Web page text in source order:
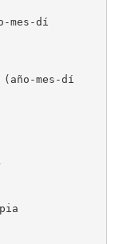
mes-dí
mes-dí